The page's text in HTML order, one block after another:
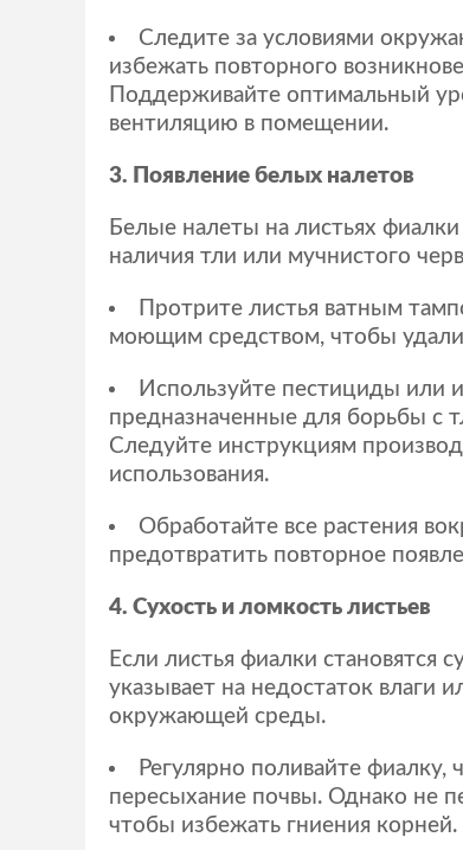
Следите за условиями
избежать повторного
Поддерживайте оптимальный
вентиляцию в помещении.
3. Появление белых налетов
Белые налеты на листьях
наличия тли или мучнистого
Протрите листья ватным
моющим средством, чтобы
Используйте пестициды или
предназначенные для борьбы с
Следуйте инструкциям
использования.
Обработайте все растения
предотвратить повторное
4. Сухость и ломкость листьев
Если листья фиалки становятся
указывает на недостаток влаги
окружающей среды.
Регулярно поливайте фиалку,
пересыхание почвы. Однако не
чтобы избежать гниения корней.